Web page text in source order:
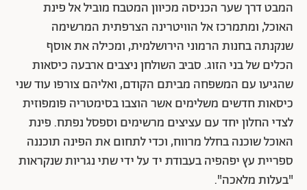
המבט דרך שער הכניסה מכיוון המטבח מוביל אל פינת
האוכל, ומתמרכז אל הוויטרינה הצרפתית המרשימה
שנקנתה בחנות הרמוני הירושלמית, ומכילה את אוסף
הכלים של בני הזוג. סביב השולחן ניצבים ארבעה כיסאות
שהגיעו עם המשפחה מביתם הקודם, ואליהם צורפו עוד שני
כיסאות חדשים משלימים אשר הוצבו בסימטריה פומפוזית
לצדי החלון יחד עם עציצים מרשימים וספסל נפתח. פינת
האוכל שוכנה בחלל מרווח, וכדי לתחום את הפינה תוכננה
ספריית עץ יפהפיה בעבודת יד על ידי שתי נגריות שנקראות
"בעלות מלאכה".